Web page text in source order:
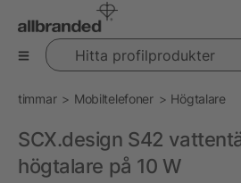
Hitta profilprodukter
timmar Mobiltelefoner Högtalare
SCX.design S42
högtalare på 10 W